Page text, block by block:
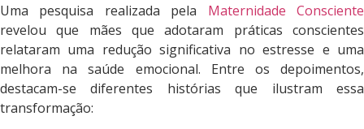
Uma pesquisa realizada pela Maternidade Consciente
revelou que mães que adotaram práticas conscientes
relataram uma redução significativa no estresse e uma
melhora na saúde emocional. Entre os depoimentos,
destacam-se diferentes histórias que ilustram essa
transformação: